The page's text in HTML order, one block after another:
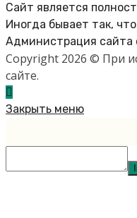
Сайт является
Иногда бывает так,
Администрация сайта
Copyright 2026 © При
сайте.
Закрыть меню